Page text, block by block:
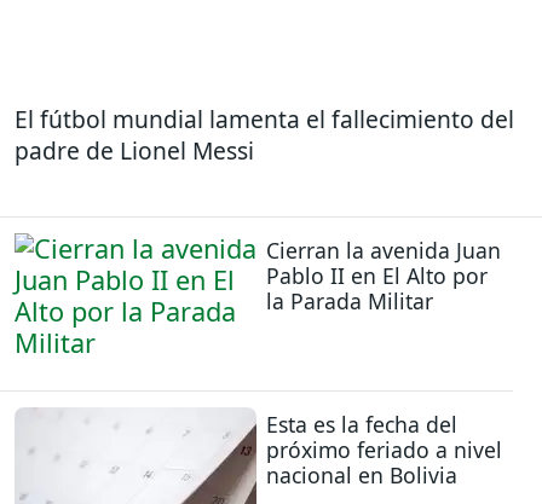
El fútbol mundial lamenta el fallecimiento del
padre de Lionel Messi
Cierran la avenida Juan
Pablo II en El Alto por
la Parada Militar
Esta es la fecha del
próximo feriado a nivel
nacional en Bolivia